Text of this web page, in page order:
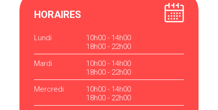
HORAIRES
Lundi
10h00 - 14h00
18h00 - 22h00
Mardi
10h00 - 14h00
18h00 - 22h00
Mercredi
10h00 - 14h00
18h00 - 22h00